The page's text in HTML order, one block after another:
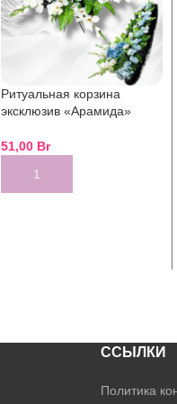
Ритуальная корзина
эксклюзив «Арамида»
51,00 Br
ADD TO CART
ССЫЛКИ
Политика